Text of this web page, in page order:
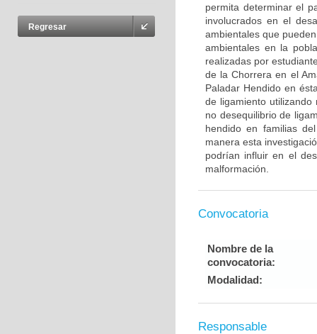
Regresar
permita determinar el
involucrados en el
ambientales que
ambientales en la
realizadas por
de la Chorrera en el
Paladar Hendido en
de ligamiento
no desequilibrio de
hendido en familias
manera esta
podrían influir en el
malformación.
Convocatoria
Nombre de la
convocatoria:
Modalidad:
Responsable